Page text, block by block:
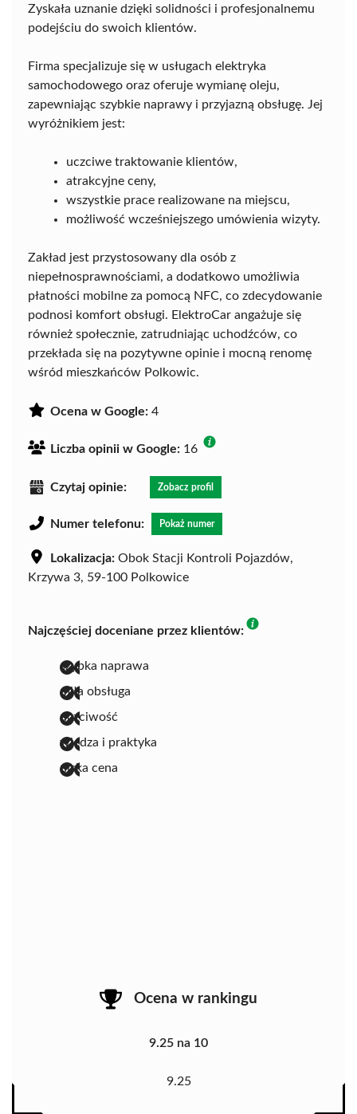
Zyskała uznanie dzięki solidności i profesjonalnemu
podejściu do swoich klientów.
Firma specjalizuje się w usługach elektryka
samochodowego oraz oferuje wymianę oleju,
zapewniając szybkie naprawy i przyjazną obsługę. Jej
wyróżnikiem jest:
uczciwe traktowanie klientów,
atrakcyjne ceny,
wszystkie prace realizowane na miejscu,
możliwość wcześniejszego umówienia wizyty.
Zakład jest przystosowany dla osób z
niepełnosprawnościami, a dodatkowo umożliwia
płatności mobilne za pomocą NFC, co zdecydowanie
podnosi komfort obsługi. ElektroCar angażuje się
również społecznie, zatrudniając uchodźców, co
przekłada się na pozytywne opinie i mocną renomę
wśród mieszkańców Polkowic.
Ocena w Google: 4
Liczba opinii w Google: 16
Czytaj opinie: Zobacz profil
Numer telefonu: Pokaż numer
Lokalizacja: Obok Stacji Kontroli Pojazdów,
Krzywa 3, 59-100 Polkowice
Najczęściej doceniane przez klientów:
szybka naprawa
miła obsługa
uczciwość
wiedza i praktyka
niska cena
Ocena w rankingu
9.25 na 10
9.25